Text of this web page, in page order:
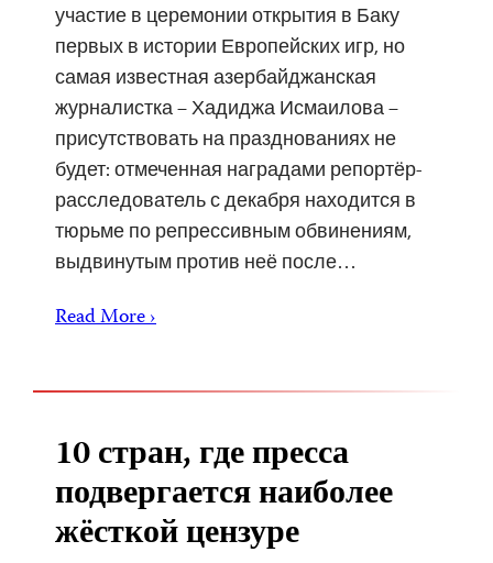
участие в церемонии открытия в Баку
первых в истории Европейских игр, но
самая известная азербайджанская
журналистка – Хадиджа Исмаилова –
присутствовать на празднованиях не
будет: отмеченная наградами репортёр-
расследователь с декабря находится в
тюрьме по репрессивным обвинениям,
выдвинутым против неё после…
Read More ›
10 стран, где пресса
подвергается наиболее
жёсткой цензуре